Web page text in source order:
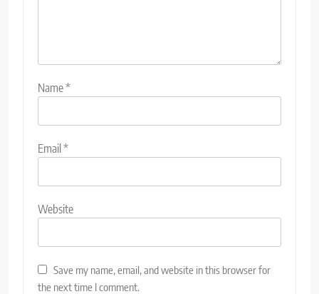
Name*
Email*
Website
Save my name, email, and website in this browser for
the next time I comment.